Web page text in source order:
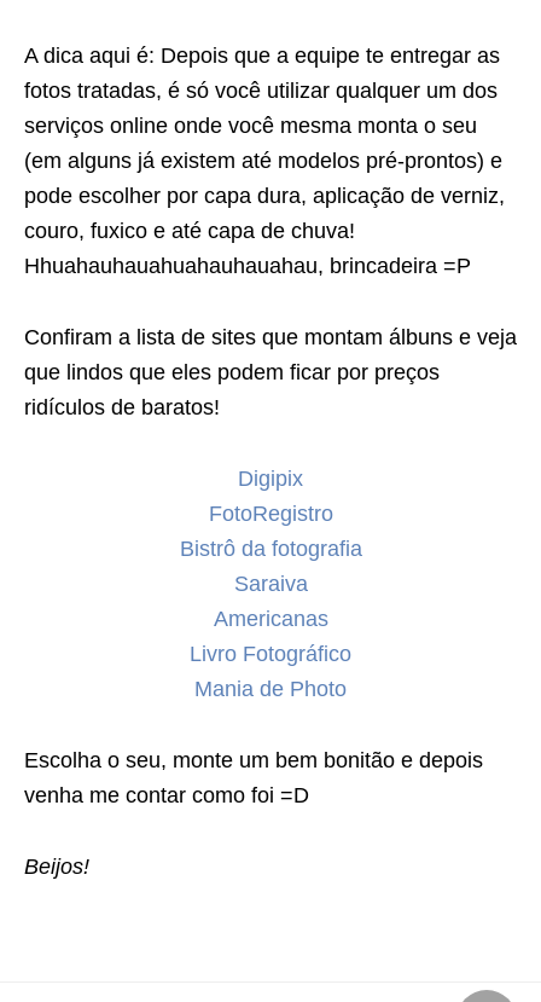
A dica aqui é: Depois que a equipe te entregar as
fotos tratadas, é só você utilizar qualquer um dos
serviços online onde você mesma monta o seu
(em alguns já existem até modelos pré-prontos) e
pode escolher por capa dura, aplicação de verniz,
couro, fuxico e até capa de chuva!
Hhuahauhauahuahauhauahau, brincadeira =P
Confiram a lista de sites que montam álbuns e veja
que lindos que eles podem ficar por preços
ridículos de baratos!
Digipix
FotoRegistro
Bistrô da fotografia
Saraiva
Americanas
Livro Fotográfico
Mania de Photo
Escolha o seu, monte um bem bonitão e depois
venha me contar como foi =D
Beijos!